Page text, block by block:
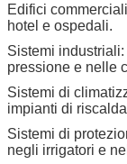
Edifici
hotel e ospedali.
Sistemi
pressione e nelle
Sistemi di
impianti di
Sistemi di
negli irrigatori e